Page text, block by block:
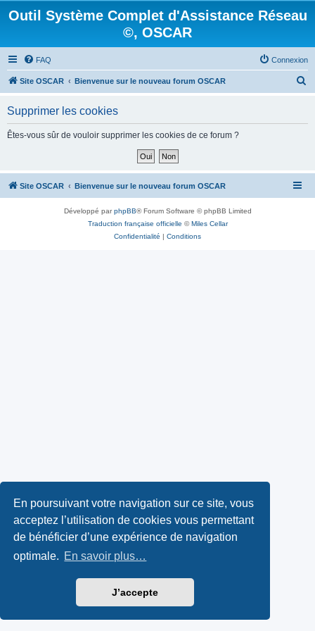
En poursuivant votre navigation sur ce site, vous
acceptez l’utilisation de cookies vous permettant
de bénéficier d’une expérience de navigation
optimale. En savoir plus…
J’accepte
Outil Système Complet d'Assistance Réseau
©, OSCAR
FAQ Connexion
Site OSCAR Bienvenue sur le nouveau forum OSCAR
h
Supprimer les cookies
Êtes-vous sûr de vouloir supprimer les cookies de ce forum ?
Site OSCAR Bienvenue sur le nouveau forum OSCAR
Développé parphpBB® Forum Software © phpBB Limited
Traduction française officielle ©Miles Cellar
Confidentialité | Conditions